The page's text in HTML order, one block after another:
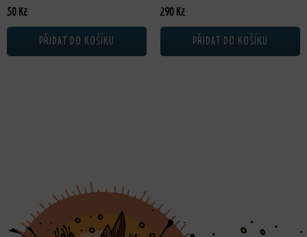
50 Kč
PŘIDAT DO KOŠÍKU
290 Kč
PŘIDAT DO KOŠÍKU